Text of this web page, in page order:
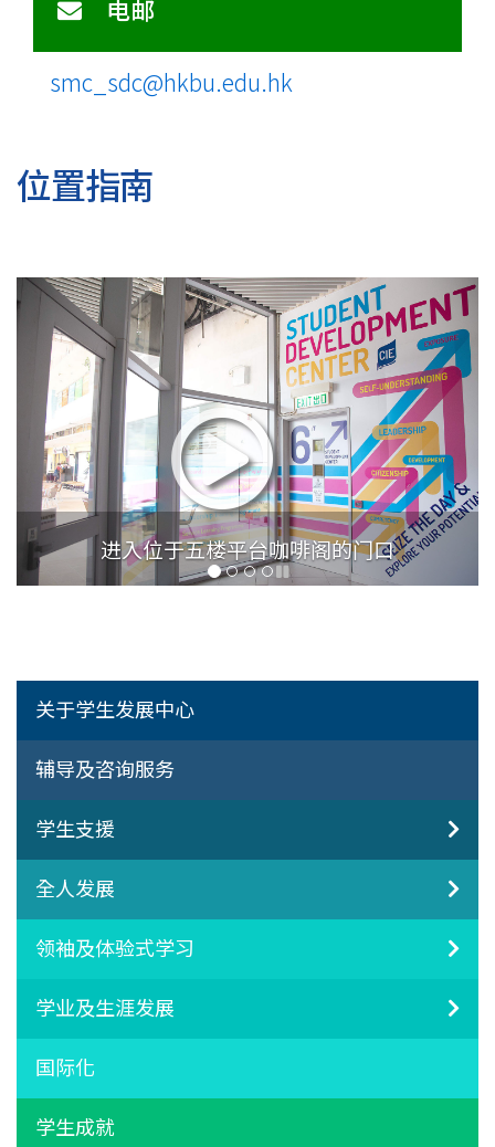
电邮
smc_sdc@hkbu.edu.hk
位置指南
沿着楼梯由五楼行上六楼
关于学生发展中心
辅导及咨询服务
学生支援
全人发展
领袖及体验式学习
学业及生涯发展
国际化
学生成就